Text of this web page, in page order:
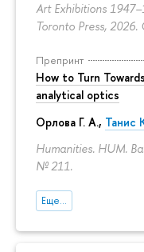
Art Exhibitions
Toronto Press, 2026.
Препринт
How to Turn
analytical optics
Орлова Г. А., Танис
Humanities. HUM.
№ 211.
Еще...